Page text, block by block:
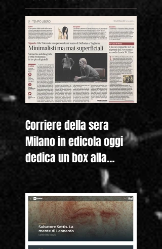
Corriere della sera
Milano in edicola oggi
dedica un box alla
nostra mostra "Lewis
Hine. Americ